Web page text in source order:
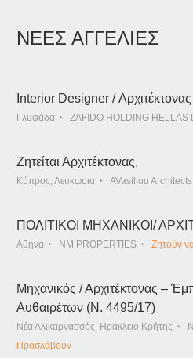
ΝΕΕΣ ΑΓΓΕΛΙΕΣ
Interior Designer / Αρχιτέκτονας
Γλυφάδα ZAFIDO HOLDING HELLAS
Ζητείται Αρχιτέκτονας,
Κύπρος, Λευκωσια AVasiliou Architects
ΠΟΛΙΤΙΚΟΙ ΜΗΧΑΝΙΚΟΙ/
Αθήνα NM PROPERTIES Ζητούν
Μηχανικός / Αρχιτέκτονας –
Αυθαιρέτων (Ν. 4495/17)
Νέα Αλικαρνασσός, Ηράκλειο Κρήτης
Προσλάβουν